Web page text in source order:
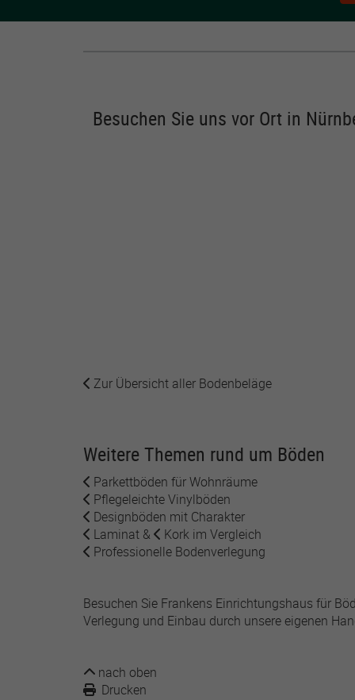
Besuchen Sie uns vor Ort in
Zur Übersicht aller Bodenbeläge
Weitere Themen rund um Böden
Parkettböden für Wohnräume
Pflegeleichte Vinylböden
Designböden mit Charakter
Laminat& Korkim Vergleich
Professionelle Bodenverlegung
Besuchen Sie Frankens Einrichtungshaus für
Verlegung und Einbau durch unsere eigenen
nach oben
Drucken